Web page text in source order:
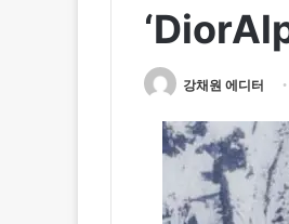
강채원 에디터